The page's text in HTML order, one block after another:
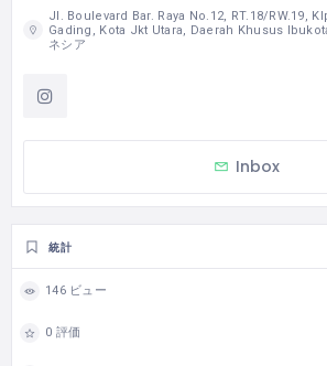
Jl. Boulevard Bar. Raya No.12, RT.18/RW.19,
Gading, Kota Jkt Utara, Daerah Khusus
ネシア
Inbox
統計
146 ビュー
0 評価